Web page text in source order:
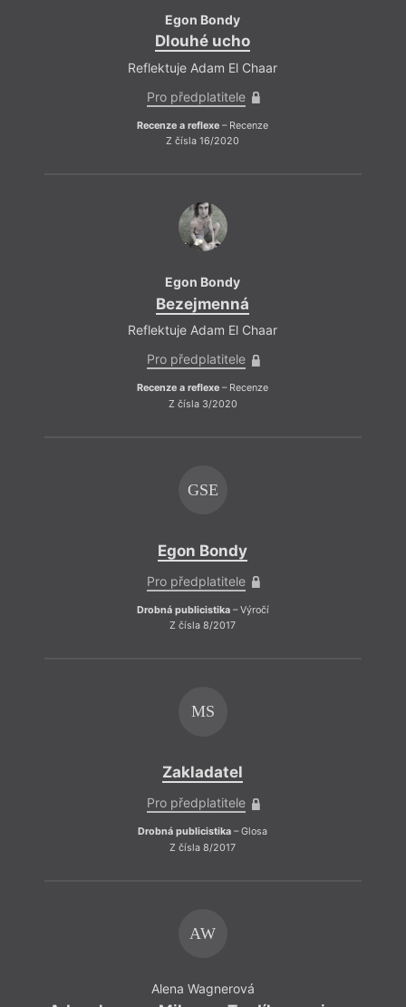
Egon Bondy
Dlouhé ucho
Reflektuje Adam El Chaar
Pro předplatitele
Recenze a reflexe – Recenze
Z čísla 16/2020
Egon Bondy
Bezejmenná
Reflektuje Adam El Chaar
Pro předplatitele
Recenze a reflexe – Recenze
Z čísla 3/2020
GSE
Egon Bondy
Pro předplatitele
Drobná publicistika– Výročí
Z čísla 8/2017
MS
Zakladatel
Pro předplatitele
Drobná publicistika – Glosa
Z čísla 8/2017
AW
Alena Wagnerová